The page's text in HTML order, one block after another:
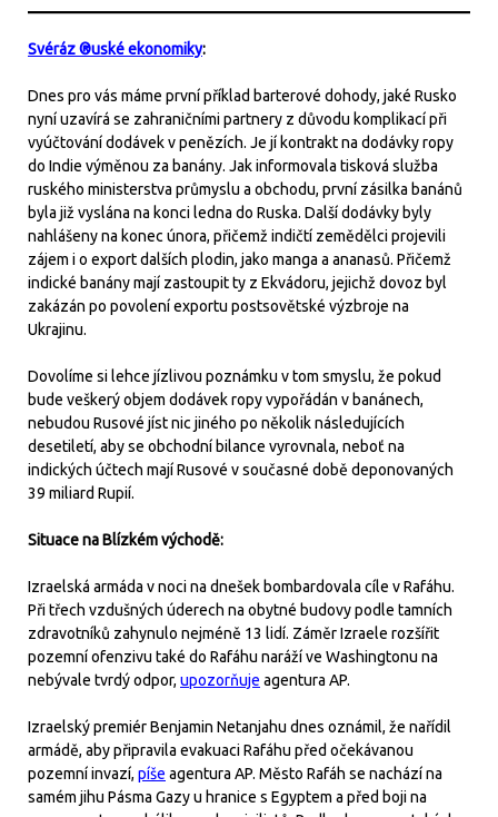
Svéráz ®uské ekonomiky:
Dnes pro vás máme první příklad barterové dohody, jaké Rusko
nyní uzavírá se zahraničními partnery z důvodu komplikací při
vyúčtování dodávek v penězích. Je jí kontrakt na dodávky ropy
do Indie výměnou za banány. Jak informovala tisková služba
ruského ministerstva průmyslu a obchodu, první zásilka banánů
byla již vyslána na konci ledna do Ruska. Další dodávky byly
nahlášeny na konec února, přičemž indičtí zemědělci projevili
zájem i o export dalších plodin, jako manga a ananasů. Přičemž
indické banány mají zastoupit ty z Ekvádoru, jejichž dovoz byl
zakázán po povolení exportu postsovětské výzbroje na
Ukrajinu.
Dovolíme si lehce jízlivou poznámku v tom smyslu, že pokud
bude veškerý objem dodávek ropy vypořádán v banánech,
nebudou Rusové jíst nic jiného po několik následujících
desetiletí, aby se obchodní bilance vyrovnala, neboť na
indických účtech mají Rusové v současné době deponovaných
39 miliard Rupií.
Situace na Blízkém východě:
Izraelská armáda v noci na dnešek bombardovala cíle v Rafáhu.
Při třech vzdušných úderech na obytné budovy podle tamních
zdravotníků zahynulo nejméně 13 lidí. Záměr Izraele rozšířit
pozemní ofenzivu také do Rafáhu naráží ve Washingtonu na
nebývale tvrdý odpor, upozorňuje agentura AP.
Izraelský premiér Benjamin Netanjahu dnes oznámil, že nařídil
armádě, aby připravila evakuaci Rafáhu před očekávanou
pozemní invazí, píše agentura AP. Město Rafáh se nachází na
samém jihu Pásma Gazy u hranice s Egyptem a před boji na